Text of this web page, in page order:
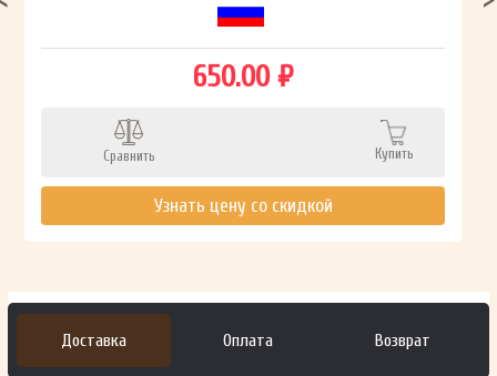
650.00 ₽
Сравнить Купить
Узнать цену со скидкой
Доставка Оплата Возврат